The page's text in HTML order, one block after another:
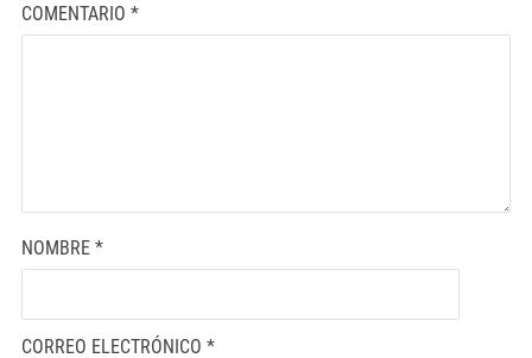
COMENTARIO *
NOMBRE *
CORREO ELECTRÓNICO *